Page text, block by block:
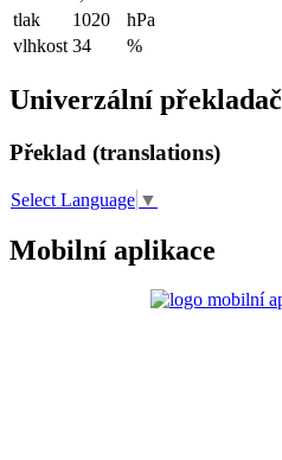
tlak
1020
hPa
vlhkost 34 %
Univerzální překladač
Překlad (translations)
Select Language ▼
Mobilní aplikace